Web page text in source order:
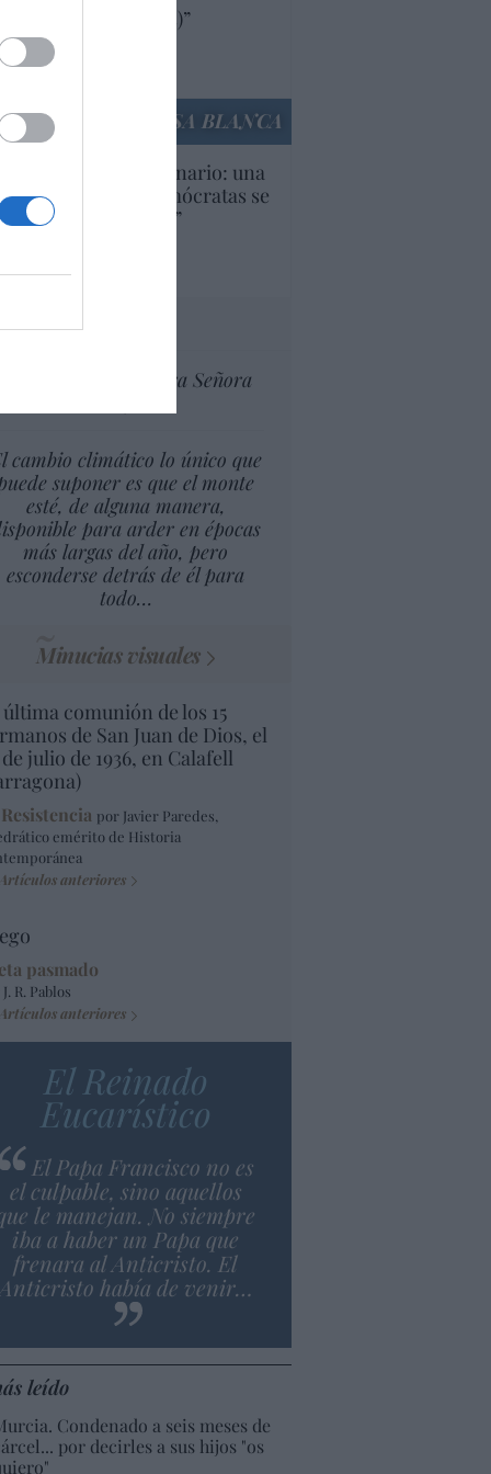
(y europeas)”
Sánchez Arjona
LA CASA BLANCA
Inquietante escenario: una
parte de los demócratas se
como “socialista”
anteriores
al director
Ceuta celebra Nuestra Señora
cambio climático lo único que
suponer es que el monte
esté, de alguna manera,
para arder en épocas
más largas del año, pero
esconderse detrás de él para
todo…
Minucias visuales
comunión de los 15
de San Juan de Dios, el
de julio de 1936, en Calafell
por Javier Paredes,
emérito de Historia
Artículos anteriores
pasmado
R. Pablos
Artículos anteriores
El Reinado
Eucarístico
El Papa Francisco no es
el culpable, sino aquellos
le manejan. No siempre
iba a haber un Papa que
frenara al Anticristo. El
Anticristo había de venir…
leído
Condenado a seis meses de
por decirles a sus hijos "os